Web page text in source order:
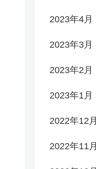
2023年4月
2023年3月
2023年2月
2023年1月
2022年12月
2022年11月